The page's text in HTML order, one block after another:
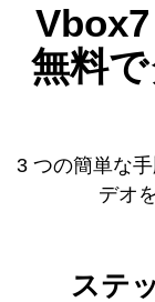
無料
3 つの簡単な
デオ
ステ